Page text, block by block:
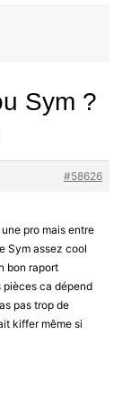
Sym ?
#58626
pro mais entre
Sym assez cool
bon raport
pièces ca dépend
pas trop de
kiffer même si